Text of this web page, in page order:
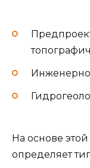
На основе
определяет